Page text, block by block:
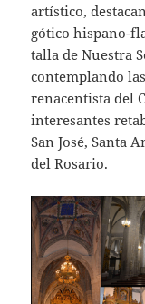
artístico,
gótico hispano-
talla de Nuestra
contemplando
renacentista del
interesantes
San José, Santa
del Rosario.